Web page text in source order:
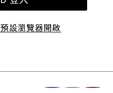
設瀏覽器開啟